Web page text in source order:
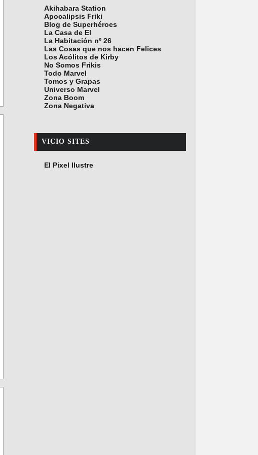
Akihabara Station
Apocalipsis Friki
Blog de Superhéroes
La Casa de El
La Habitación nº 26
Las Cosas que nos hacen Felices
Los Acólitos de Kirby
No Somos Frikis
Todo Marvel
Tomos y Grapas
Universo Marvel
Zona Boom
Zona Negativa
VICIO SITES
El Pixel Ilustre